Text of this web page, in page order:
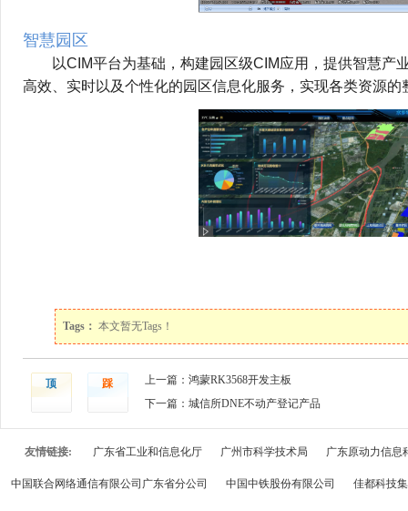
智慧园区
以CIM平台为基础，构建园区级CIM应用，提供智慧产
高效、实时以及个性化的园区信息化服务，实现各类资源
Tags： 本文暂无Tags！
顶 踩
上一篇：鸿蒙RK3568开发主板
下一篇：城信所DNE不动产登记产品
友情链接: 广东省工业和信息化厅 广州市科学技术局 广东原动力信息
中国联合网络通信有限公司广东省分公司 中国中铁股份有限公司 佳都科技